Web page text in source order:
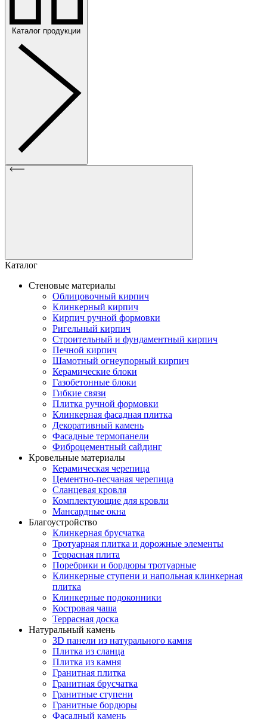
Каталог продукции
Каталог
Стеновые материалы
Облицовочный кирпич
Клинкерный кирпич
Кирпич ручной формовки
Ригельный кирпич
Строительный и фундаментный кирпич
Печной кирпич
Шамотный огнеупорный кирпич
Керамические блоки
Газобетонные блоки
Гибкие связи
Плитка ручной формовки
Клинкерная фасадная плитка
Декоративный камень
Фасадные термопанели
Фиброцементный сайдинг
Кровельные материалы
Керамическая черепица
Цементно-песчаная черепица
Сланцевая кровля
Комплектующие для кровли
Мансардные окна
Благоустройство
Клинкерная брусчатка
Тротуарная плитка и дорожные элементы
Террасная плита
Поребрики и бордюры тротуарные
Клинкерные ступени и напольная клинкерная
плитка
Клинкерные подоконники
Костровая чаша
Террасная доска
Натуральный камень
3D панели из натурального камня
Плитка из сланца
Плитка из камня
Гранитная плитка
Гранитная брусчатка
Гранитные ступени
Гранитные бордюры
Фасадный камень